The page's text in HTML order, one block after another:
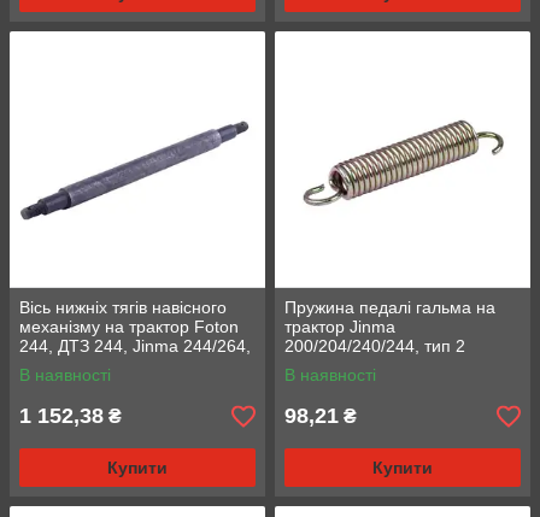
Вісь нижніх тягів навісного
механізму на трактор Foton
244, ДТЗ 244, Jinma 244/264,
L-525мм
В наявності
1 152,38 ₴
Купити
Пружина педалі гальма на
трактор Jinma
200/204/240/244, тип 2
В наявності
98,21 ₴
Купити